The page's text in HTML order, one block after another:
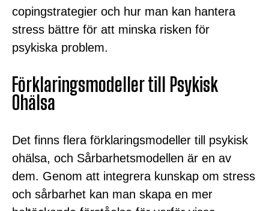
copingstrategier och hur man kan hantera
stress bättre för att minska risken för
psykiska problem.
Förklaringsmodeller till Psykisk
Ohälsa
Det finns flera förklaringsmodeller till psykisk
ohälsa, och Sårbarhetsmodellen är en av
dem. Genom att integrera kunskap om stress
och sårbarhet kan man skapa en mer